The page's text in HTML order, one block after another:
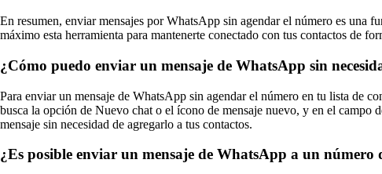
En resumen, enviar mensajes por WhatsApp sin agendar el número es una
máximo esta herramienta para mantenerte conectado con tus contactos de
¿Cómo puedo enviar un mensaje de WhatsApp sin
Para enviar un mensaje de WhatsApp sin agendar el número en tu lista de
busca la opción de Nuevo chat o el ícono de mensaje nuevo, y en el campo
mensaje sin necesidad de agregarlo a tus contactos.
¿Es posible enviar un mensaje de WhatsApp a un número